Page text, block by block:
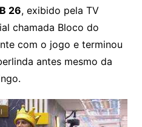
26, exibido pela TV
chamada Bloco do
com o jogo e terminou
antes mesmo da